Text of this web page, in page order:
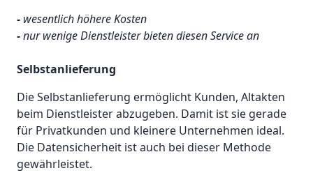
- wesentlich höhere Kosten
-nur wenige Dienstleister bieten diesen Service an
Selbstanlieferung
Die Selbstanlieferung ermöglicht Kunden, Altakten
beim Dienstleister abzugeben. Damit ist sie gerade
für Privatkunden und kleinere Unternehmen ideal.
Die Datensicherheit ist auch bei dieser Methode
gewährleistet.